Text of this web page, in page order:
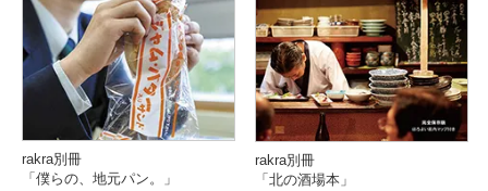
rakra別冊
「僕らの、地元パン。」
rakra別冊
「北の酒場本」